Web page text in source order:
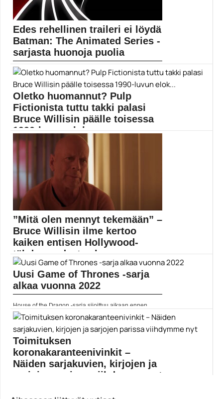
Edes rehellinen traileri ei löydä
Batman: The Animated Series -
sarjasta huonoja puolia
1990-luvun alun Batman: The Animated Series on
Batman
Oletko huomannut? Pulp
Fictionista tuttu takki palasi
Bruce Willisin päälle toisessa
1990-luvun elok...
TV5 esittää tiistain ja keskiviikon välisenä yönä Bruce...
Elokuvauutiset
”Mitä olen mennyt tekemään” –
Bruce Willisin ilme kertoo
kaiken entisen Hollywood-
tähden uudesta elo...
Bruce Willisin uusin halpisleffa saapuu Suomeen
tuoreeltaan. Toimintatrilleri...
Bruce Willis
Uusi Game of Thrones -sarja
alkaa vuonna 2022
House of the Dragon -sarja sijoittuu aikaan ennen...
Elokuvat
Toimituksen
koronakaranteenivinkit –
Näiden sarjakuvien, kirjojen ja
sarjojen parissa viihdymme nyt